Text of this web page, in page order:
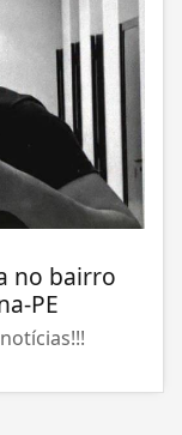
no bairro
PE